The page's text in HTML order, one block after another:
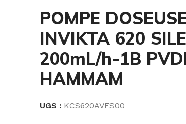
POMPE
INVIKTA 620
200mL/h-1B
HAMMAM
UGS : KCS620AVFS00